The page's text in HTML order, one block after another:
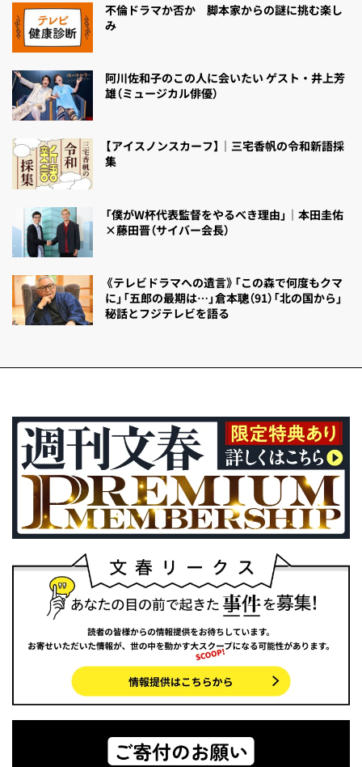
不倫ドラマか否か 脚本家からの謎に挑む楽し
み
阿川佐和子のこの人に会いたい ゲスト・井上芳
雄（ミュージカル俳優）
【アイスノンスカーフ】｜三宅香帆の令和新語採
集
「僕がW杯代表監督をやるべき理由」｜本田圭佑
×藤田晋（サイバー会長）
《テレビドラマへの遺言》「この森で何度もクマ
に」「五郎の最期は…」倉本聰（91）「北の国から」
秘話とフジテレビを語る